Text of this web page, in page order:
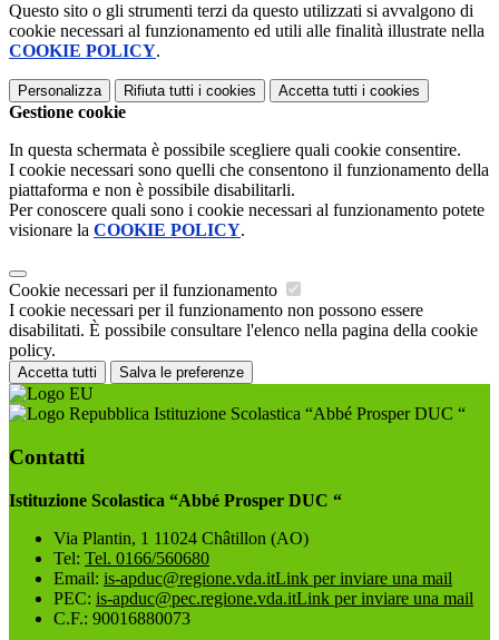
Questo sito o gli strumenti terzi da questo utilizzati si avvalgono di
cookie necessari al funzionamento ed utili alle finalità illustrate nella
COOKIE POLICY.
Personalizza Rifiuta tutti i cookies Accetta tutti i cookies
Gestione cookie
In questa schermata è possibile scegliere quali cookie consentire.
I cookie necessari sono quelli che consentono il funzionamento della
piattaforma e non è possibile disabilitarli.
Per conoscere quali sono i cookie necessari al funzionamento potete
visionare la COOKIE POLICY.
Cookie necessari per il funzionamento
I cookie necessari per il funzionamento non possono essere
disabilitati. È possibile consultare l'elenco nella pagina della cookie
policy.
Accetta tutti Salva le preferenze
Istituzione Scolastica “Abbé Prosper DUC “
Contatti
Istituzione Scolastica “Abbé Prosper DUC “
Via Plantin, 1 11024 Châtillon (AO)
Tel: Tel. 0166/560680
Email: is-apduc@regione.vda.itLink per inviare una mail
PEC: is-apduc@pec.regione.vda.itLink per inviare una mail
C.F.: 90016880073